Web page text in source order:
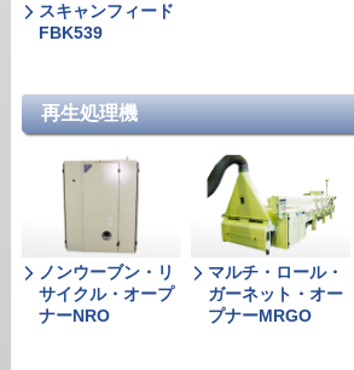
スキャンフィード
FBK539
再生処理機
ノンウーブン・リ
サイクル・オープ
ナーNRO
マルチ・ロール・
ガーネット・オー
プナーMRGO